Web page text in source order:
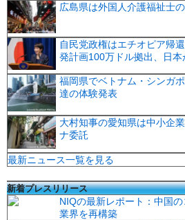
広島県は外国人介護福祉士
自民党政権はエチオピア帰
発計画100万ドル拠出、日
福岡県でベトナム・シンガ
達の体験発表
大村知事の愛知県は中小企
ナ委託
最新ニュース一覧を見る
新着プレスリリース
NIQの最新レポート：中国
業界を再構築